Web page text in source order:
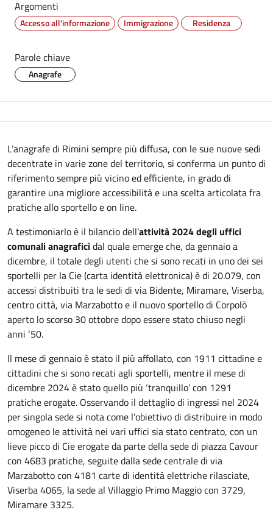
Argomenti
Accesso all'informazione Immigrazione Residenza
Parole chiave
Anagrafe
Descrizione
L’anagrafe di Rimini sempre più diffusa, con le sue nuove sedi
decentrate in varie zone del territorio, si conferma un punto di
riferimento sempre più vicino ed efficiente, in grado di
garantire una migliore accessibilità e una scelta articolata fra
pratiche allo sportello e on line.
A testimoniarlo è il bilancio dell’attività 2024 degli uffici
comunali anagraficidal quale emerge che, da gennaio a
dicembre, il totale degli utenti che si sono recati in uno dei sei
sportelli per la Cie (carta identità elettronica) è di 20.079, con
accessi distribuiti tra le sedi di via Bidente, Miramare, Viserba,
centro città, via Marzabotto e il nuovo sportello di Corpolò
aperto lo scorso 30 ottobre dopo essere stato chiuso negli
anni ‘50.
Il mese di gennaio è stato il più affollato, con 1911 cittadine e
cittadini che si sono recati agli sportelli, mentre il mese di
dicembre 2024 è stato quello più ‘tranquillo’ con 1291
pratiche erogate. Osservando il dettaglio di ingressi nel 2024
per singola sede si nota come l’obiettivo di distribuire in modo
omogeneo le attività nei vari uffici sia stato centrato, con un
lieve picco di Cie erogate da parte della sede di piazza Cavour
con 4683 pratiche, seguite dalla sede centrale di via
Marzabotto con 4181 carte di identità elettriche rilasciate,
Viserba 4065, la sede al Villaggio Primo Maggio con 3729,
Miramare 3325.